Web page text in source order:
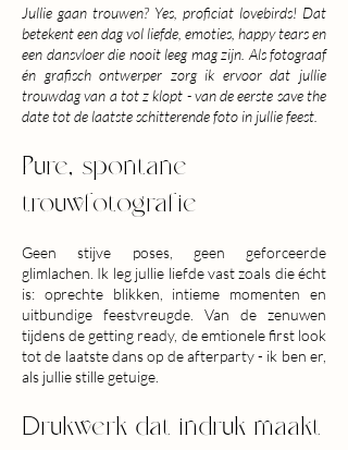
Jullie gaan trouwen? Yes, proficiat lovebirds! Dat
betekent een dag vol liefde, emoties, happy tears en
een dansvloer die nooit leeg mag zijn. Als fotograaf
én grafisch ontwerper zorg ik ervoor dat jullie
trouwdag van a tot z klopt - van de eerste save the
date tot de laatste schitterende foto in jullie feest.
Pure, spontane
trouwfotografie
Geen stijve poses, geen geforceerde
glimlachen. Ik leg jullie liefde vast zoals die écht
is: oprechte blikken, intieme momenten en
uitbundige feestvreugde. Van de zenuwen
tijdens de getting ready, de emtionele first look
tot de laatste dans op de afterparty - ik ben er,
als jullie stille getuige.
Drukwerk dat indruk maakt